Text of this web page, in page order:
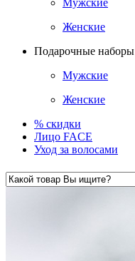
Мужские
Женские
Подарочные наборы
Мужские
Женские
% скидки
Лицо FACE
Уход за волосами